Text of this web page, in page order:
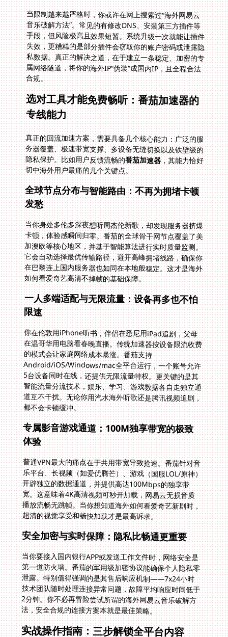
当限制越来越严格时，你或许在网上搜索过“海外网易云
音乐破解方法”。常见的有修改DNS、安装第三方插件等
手段，但风险极高且效果短暂。系统升级一次就能让插件
失效，更糟糕的是部分插件会窃取你的账户密码或泄露隐
私数据。真正的解决之道，在于建立一条稳定、加密的专
属网络隧道，将你的海外IP“伪装”成国内IP，且全程合法
合规。
选对工具才能免费畅听：番茄加速器的
专线能力
真正的回流加速方案，需要具备几个核心能力：广泛的服
务器覆盖、极速带宽支撑、多设备无缝切换以及铁壁级的
隐私保护。比如用户反馈流畅的番茄加速器，其能力恰好
切中海外用户最痛的几个关键点。
全球节点分布与智能路由：不再为拥堵卡顿
发愁
当你身处多伦多深夜想听周杰伦新歌，却发现服务器挤爆
卡顿，体验感瞬间归零。番茄的全球骨干网节点覆盖了美
加澳欧等核心地区，并基于智能算法进行实时质量监测。
它会自动选择最优传输路径，避开高峰拥堵线路，确保你
在巴黎连上国内服务器也如同在本地般稳定。这才是海外
如何看爱奇艺高清不掉帧的基础保障。
一人多端适配与无限流量：设备再多也不怕
限速
你在伦敦用iPhone听书，伴侣在悉尼用iPad追剧，父母
在温哥华用电脑看春晚直播。传统加速器按设备限流收费
的模式会让家庭网络成本暴涨。番茄支持
Android/iOS/Windows/mac全平台运行，一个账号允许
5台设备同时在线，还提供无限流量特权。更关键的是其
智能流量分流技术，娱乐、学习、游戏数据各自走独立通
道互不干扰。无论你用汽水海外听歌还是腾讯视频追剧，
都不会卡顿缓冲。
专属影音游戏通道：100M独享带宽的极致
体验
普通VPN最大的痛点在于共用带宽导致抢速。番茄针对音
乐平台、长视频（如爱优腾芒）、游戏（国服LOL/原神）
开辟独立的数据通道，并提供高达100Mbps的独享带
宽。这意味着4K高清视频可秒开加载，网易云无损音质
播放流畅无跳帧。当你想知道海外如何看爱奇艺新剧时，
超清的视觉享受和畅快加载才是最高诉求。
安全加密与实时保障：隐私比畅通更重要
当你要接入国内银行APP或发送工作文件时，网络安全是
第一道防火墙。番茄的军用级加密协议能确保个人隐私零
泄露。特别值得强调的是其售后响应机制——7x24小时
技术团队随时处理连接异常问题，故障平均响应时间低于
2分钟。你不必再冒险尝试所谓的海外网易云音乐破解方
法，安全合规的连接方案本就是最佳策略。
实战操作指南：三步解锁全平台内容